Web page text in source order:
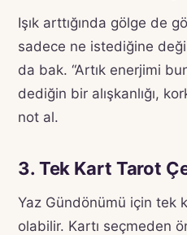
Işık arttığında gölge de
sadece ne istediğine
da bak. “Artık enerjimi
dediğin bir alışkanlığı,
not al.
3. Tek Kart Tarot
Yaz Gündönümü için tek
olabilir. Kartı seçmeden